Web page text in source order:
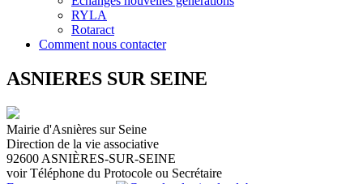
RYLA
Rotaract
Comment nous contacter
ASNIERES SUR SEINE
Mairie d'Asnières sur Seine
Direction de la vie associative
92600 ASNIÈRES-SUR-SEINE
voir Téléphone du Protocole ou Secrétaire